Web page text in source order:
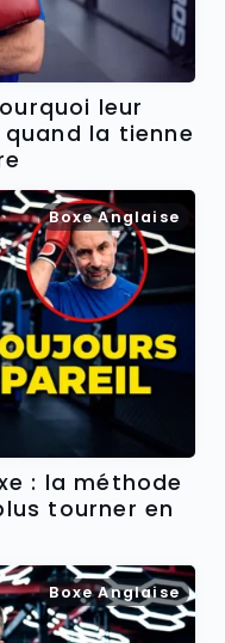
leur
la tienne
Boxe Anglaise
: la méthode
tourner en
Boxe Anglaise